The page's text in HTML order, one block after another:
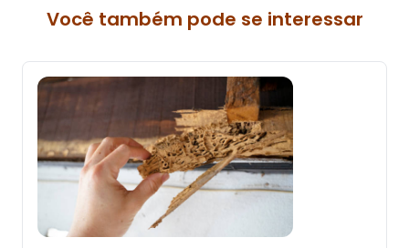
Você também pode se interessar